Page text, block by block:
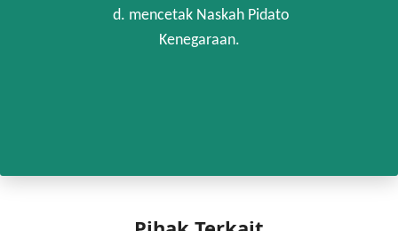
d. mencetak Naskah Pidato
Kenegaraan.